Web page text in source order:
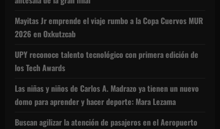
Mayitas Jr emprende el viaje rumbo a la Copa Cuervos MUR
2026 en Oxkutzcab
UPY reconoce talento tecnológico con primera edición de
los Tech Awards
Las niñas y niños de Carlos A. Madrazo ya tienen un nuevo
domo para aprender y hacer deporte: Mara Lezama
Buscan agilizar la atención de pasajeros en el Aeropuerto